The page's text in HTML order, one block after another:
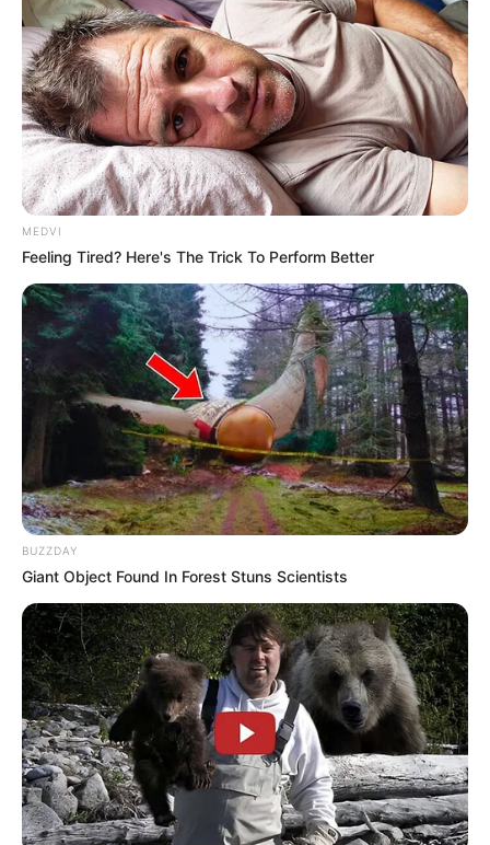
MEDVI
Feeling Tired? Here's The Trick To Perform Better
BUZZDAY
Giant Object Found In Forest Stuns Scientists